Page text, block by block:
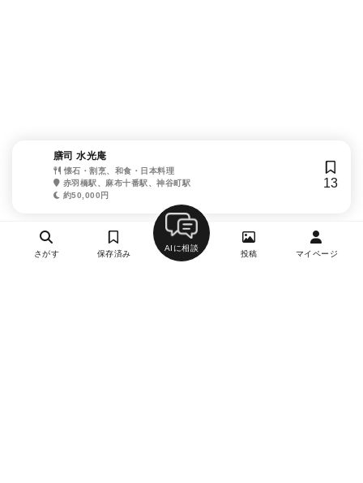
膳司 水光庵
懐石・割烹、和食・日本料理
赤羽橋駅、麻布十番駅、神谷町駅
約50,000円
13
さがす 保存済み
AIに相談
投稿 マイページ